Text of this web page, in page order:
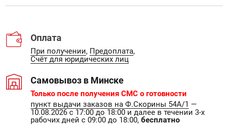
Оплата
При получении, Предоплата,
Счёт для юридических лиц
Самовывоз в Минске
Только после получения СМС о готовности
пункт выдачи заказов на Ф.Скорины 54А/1 —
10.08.2026 с 17:00 до 18:00 и далее в течении 3-х
рабочих дней с 09:00 до 18:00, бесплатно